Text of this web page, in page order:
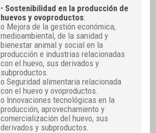
• Sostenibilidad en la producción de
huevos y ovoproductos:
o Mejora de la gestión económica,
medioambiental, de la sanidad y
bienestar animal y social en la
producción e industrias relacionadas
con el huevo, sus derivados y
subproductos.
o Seguridad alimentaria relacionada
con el huevo y ovoproductos.
o Innovaciones tecnológicas en la
producción, aprovechamiento y
comercialización del huevo, sus
derivados y subproductos.